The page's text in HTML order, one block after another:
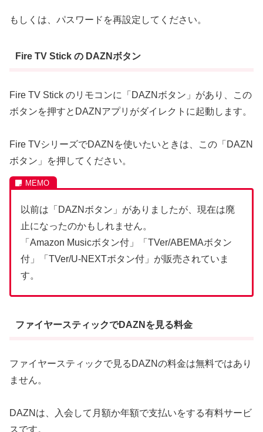
もしくは、パスワードを再設定してください。
Fire TV Stick の DAZNボタン
Fire TV Stick のリモコンに「DAZNボタン」があり、この
ボタンを押すとDAZNアプリがダイレクトに起動します。
Fire TVシリーズでDAZNを使いたいときは、この「DAZN
ボタン」を押してください。
以前は「DAZNボタン」がありましたが、現在は廃
止になったのかもしれません。
「Amazon Musicボタン付」「TVer/ABEMAボタン
付」「TVer/U-NEXTボタン付」が販売されていま
す。
ファイヤースティックでDAZNを見る料金
ファイヤースティックで見るDAZNの料金は無料ではあり
ません。
DAZNは、入会して月額か年額で支払いをする有料サービ
スです。